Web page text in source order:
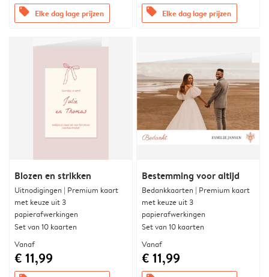
offers Elke dag lage prijzen offers Elke dag lage prijzen
Blozen en strikken
Uitnodigingen | Premium kaart
met keuze uit 3
papierafwerkingen
Set van 10 kaarten
Vanaf
€ 11,99
Bestemming voor altijd
Bedankkaarten | Premium kaart
met keuze uit 3
papierafwerkingen
Set van 10 kaarten
Vanaf
€ 11,99